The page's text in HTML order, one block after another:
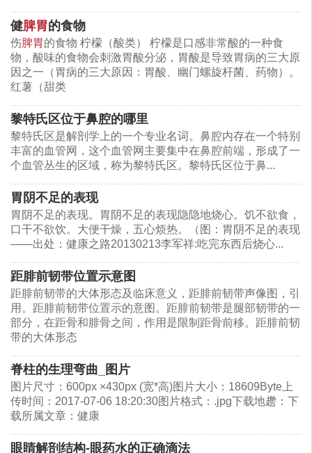
（图：胃的位置——图片源于网络）
相关阅读：
婴儿胃的大小
健脾胃的食物
伤脾胃的食物 柠檬（酸类） 柠檬是口感非常酸的一种食
物，酸味的食物会刺激胃酸分泌，胃酸是导致胃病的三大原
因之一（胃病的三大原因：胃酸、幽门螺旋杆菌、药物）。
红薯（甜类
黎特氏区位于鼻腔的哪里
黎特氏区是解剖学上的一个专业名词。鼻腔内存在一个特别
丰富的血管网，这个血管网主要集中在鼻腔前端，形成了一
个血管丛生的区域，称为黎特氏区。黎特氏区位于鼻...
胃阴不足的表现
胃阴不足的表现。胃阴不足的表现隐隐地烧心。饥不欲食，
口干不欲饮。大便干燥，五心烦热。（图：胃阴不足的表现
——出处：健康之路20130213李军祥:吃完东西后烧心...
距腓前韧带位置示意图
距腓前韧带的大体形态及临床意义，距腓前韧带声像图，引
用。距腓前韧带位置示的意图。距腓前韧带是腿部韧带的一
部分，在距骨和腓骨之间，作用是限制距骨前移。距腓前韧
带的大体形态
脊柱的生理弯曲_图片
图片尺寸：600px ×430px (宽*高)图片大小：18609Byte上
传时间：2017-07-06 18:20:30图片格式：.jpg下载地趱：下
载所属文章：健康
眼睛解剖结构-眼药水的正确滴法